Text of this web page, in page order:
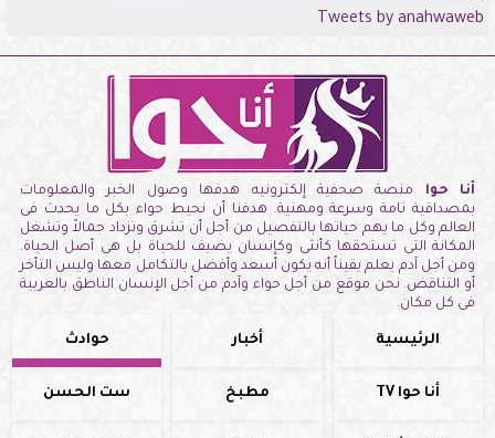
Tweets by anahwaweb
أنا حوا منصة صحفية إلكترونيه هدفها وصول الخبر والمعلومات
بمصداقية تامة وسرعة ومهنية. هدفنا أن نحيط حواء بكل ما يحدث فى
العالم وكل ما يهم حياتها بالتفصيل من أجل أن تشرق وتزداد جمالاً وتشغل
المكانة التى تستحقها كأنثى وكإنسان يضيف للحياة بل هى أصل الحياة.
ومن أجل آدم يعلم يقيناً أنه يكون أسعد وأفضل بالتكامل معها وليس التأخر
أو التناقض. نحن موقع من أجل حواء وآدم من أجل الإنسان الناطق بالعربية
فى كل مكان.
الرئيسية أخبار حوادث
أنا حوا TV مطبخ ست الحسن